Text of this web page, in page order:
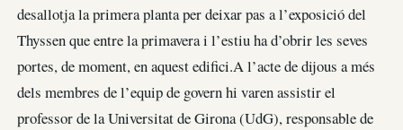
desallotja la primera planta per deixar pas a l’exposició del
Thyssen que entre la primavera i l’estiu ha d’obrir les seves
portes, de moment, en aquest edifici.A l’acte de dijous a més
dels membres de l’equip de govern hi varen assistir el
professor de la Universitat de Girona (UdG), responsable de